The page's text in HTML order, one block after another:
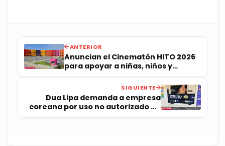
ANTERIOR
Anuncian el Cinematón HITO 2026
para apoyar a niñas, niños y
jóvenes con cáncer
SIGUIENTE
Dua Lipa demanda a empresa
coreana por uso no autorizado de
su imagen